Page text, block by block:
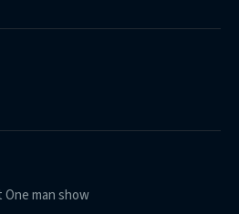
One man show